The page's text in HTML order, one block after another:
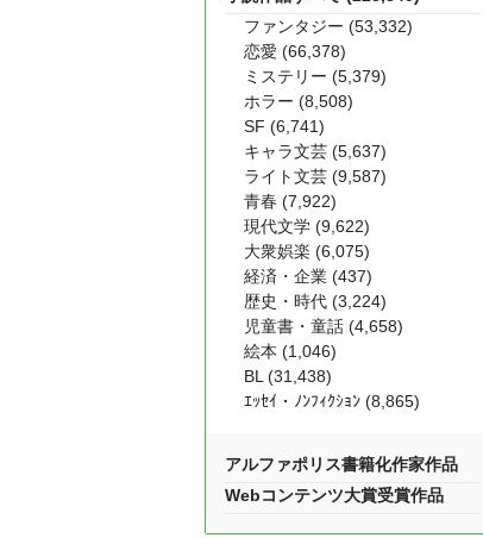
ファンタジー (53,332)
恋愛 (66,378)
ミステリー (5,379)
ホラー (8,508)
SF (6,741)
キャラ文芸 (5,637)
ライト文芸 (9,587)
青春 (7,922)
現代文学 (9,622)
大衆娯楽 (6,075)
経済・企業 (437)
歴史・時代 (3,224)
児童書・童話 (4,658)
絵本 (1,046)
BL (31,438)
ｴｯｾｲ・ﾉﾝﾌｨｸｼｮﾝ (8,865)
アルファポリス書籍化作家作品
Webコンテンツ大賞受賞作品